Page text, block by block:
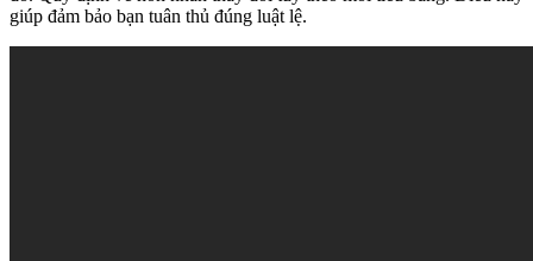
giúp đảm bảo bạn tuân thủ đúng luật lệ.